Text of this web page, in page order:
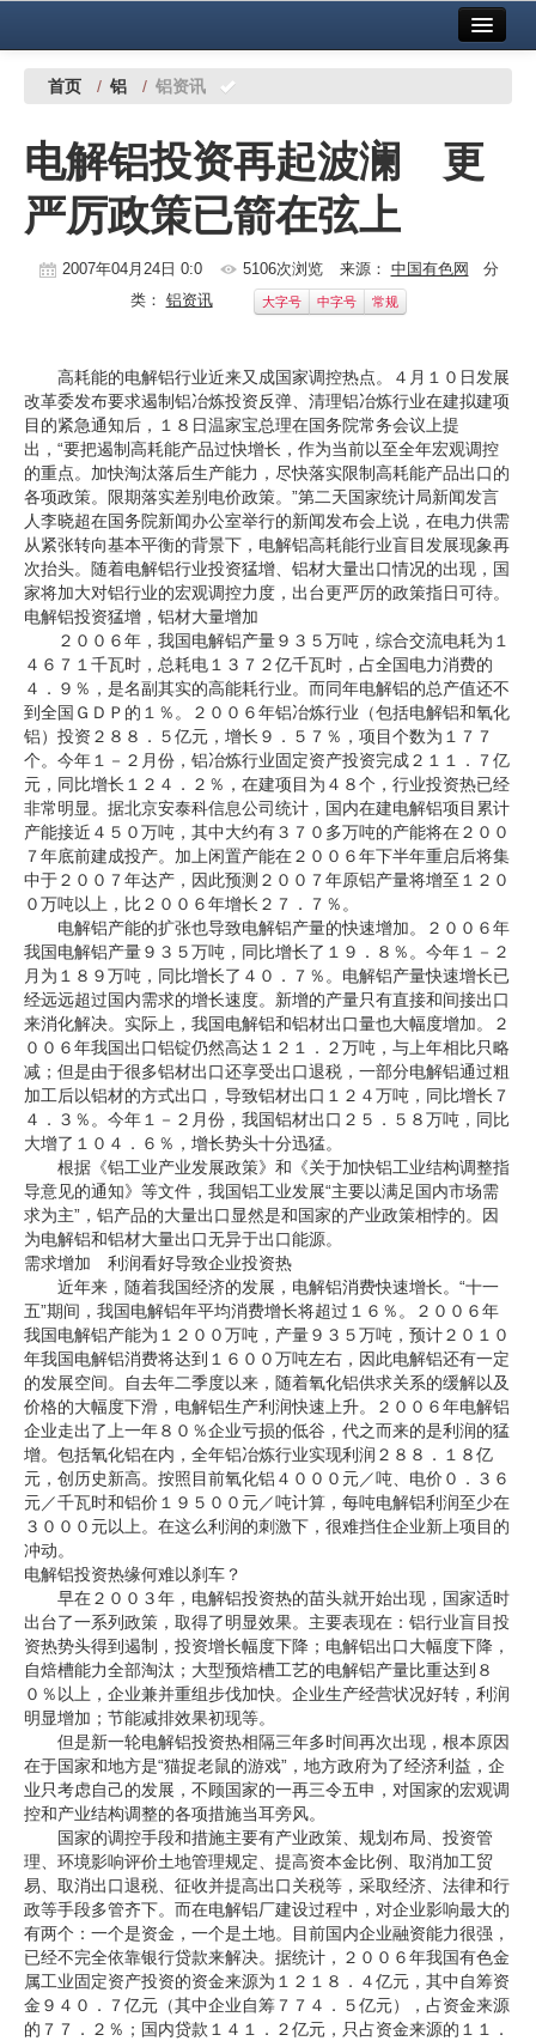
中国有色金属报社主办 广告服务
铜镍铅锌
铝
稀有稀土
科技
镁钛
地矿 建设
党建工作
企业文化
《资源再生》杂志
行情报价
数字报
首页 / 铝 / 铝资讯
电解铝投资再起波澜 更
严厉政策已箭在弦上
2007年04月24日 0:0 5106次浏览 来源： 中国有色网 分
类： 铝资讯 大字号 中字号 常规
高耗能的电解铝行业近来又成国家调控热点。４月１０日发展
改革委发布要求遏制铝冶炼投资反弹、清理铝冶炼行业在建拟建项
目的紧急通知后，１８日温家宝总理在国务院常务会议上提
出，“要把遏制高耗能产品过快增长，作为当前以至全年宏观调控
的重点。加快淘汰落后生产能力，尽快落实限制高耗能产品出口的
各项政策。限期落实差别电价政策。”第二天国家统计局新闻发言
人李晓超在国务院新闻办公室举行的新闻发布会上说，在电力供需
从紧张转向基本平衡的背景下，电解铝高耗能行业盲目发展现象再
次抬头。随着电解铝行业投资猛增、铝材大量出口情况的出现，国
家将加大对铝行业的宏观调控力度，出台更严厉的政策指日可待。
电解铝投资猛增，铝材大量增加
２００６年，我国电解铝产量９３５万吨，综合交流电耗为１
４６７１千瓦时，总耗电１３７２亿千瓦时，占全国电力消费的
４．９％，是名副其实的高能耗行业。而同年电解铝的总产值还不
到全国ＧＤＰ的１％。２００６年铝冶炼行业（包括电解铝和氧化
铝）投资２８８．５亿元，增长９．５７％，项目个数为１７７
个。今年１－２月份，铝冶炼行业固定资产投资完成２１１．７亿
元，同比增长１２４．２％，在建项目为４８个，行业投资热已经
非常明显。据北京安泰科信息公司统计，国内在建电解铝项目累计
产能接近４５０万吨，其中大约有３７０多万吨的产能将在２００
７年底前建成投产。加上闲置产能在２００６年下半年重启后将集
中于２００７年达产，因此预测２００７年原铝产量将增至１２０
０万吨以上，比２００６年增长２７．７％。
电解铝产能的扩张也导致电解铝产量的快速增加。２００６年
我国电解铝产量９３５万吨，同比增长了１９．８％。今年１－２
月为１８９万吨，同比增长了４０．７％。电解铝产量快速增长已
经远远超过国内需求的增长速度。新增的产量只有直接和间接出口
来消化解决。实际上，我国电解铝和铝材出口量也大幅度增加。２
００６年我国出口铝锭仍然高达１２１．２万吨，与上年相比只略
减；但是由于很多铝材出口还享受出口退税，一部分电解铝通过粗
加工后以铝材的方式出口，导致铝材出口１２４万吨，同比增长７
４．３％。今年１－２月份，我国铝材出口２５．５８万吨，同比
大增了１０４．６％，增长势头十分迅猛。
根据《铝工业产业发展政策》和《关于加快铝工业结构调整指
导意见的通知》等文件，我国铝工业发展“主要以满足国内市场需
求为主”，铝产品的大量出口显然是和国家的产业政策相悖的。因
为电解铝和铝材大量出口无异于出口能源。
需求增加 利润看好导致企业投资热
近年来，随着我国经济的发展，电解铝消费快速增长。“十一
五”期间，我国电解铝年平均消费增长将超过１６％。２００６年
我国电解铝产能为１２００万吨，产量９３５万吨，预计２０１０
年我国电解铝消费将达到１６００万吨左右，因此电解铝还有一定
的发展空间。自去年二季度以来，随着氧化铝供求关系的缓解以及
价格的大幅度下滑，电解铝生产利润快速上升。２００６年电解铝
企业走出了上一年８０％企业亏损的低谷，代之而来的是利润的猛
增。包括氧化铝在内，全年铝冶炼行业实现利润２８８．１８亿
元，创历史新高。按照目前氧化铝４０００元／吨、电价０．３６
元／千瓦时和铝价１９５００元／吨计算，每吨电解铝利润至少在
３０００元以上。在这么利润的刺激下，很难挡住企业新上项目的
冲动。
电解铝投资热缘何难以刹车？
早在２００３年，电解铝投资热的苗头就开始出现，国家适时
出台了一系列政策，取得了明显效果。主要表现在：铝行业盲目投
资热势头得到遏制，投资增长幅度下降；电解铝出口大幅度下降，
自焙槽能力全部淘汰；大型预焙槽工艺的电解铝产量比重达到８
０％以上，企业兼并重组步伐加快。企业生产经营状况好转，利润
明显增加；节能减排效果初现等。
但是新一轮电解铝投资热相隔三年多时间再次出现，根本原因
在于国家和地方是“猫捉老鼠的游戏”，地方政府为了经济利益，企
业只考虑自己的发展，不顾国家的一再三令五申，对国家的宏观调
控和产业结构调整的各项措施当耳旁风。
国家的调控手段和措施主要有产业政策、规划布局、投资管
理、环境影响评价土地管理规定、提高资本金比例、取消加工贸
易、取消出口退税、征收并提高出口关税等，采取经济、法律和行
政等手段多管齐下。而在电解铝厂建设过程中，对企业影响最大的
有两个：一个是资金，一个是土地。目前国内企业融资能力很强，
已经不完全依靠银行贷款来解决。据统计，２００６年我国有色金
属工业固定资产投资的资金来源为１２１８．４亿元，其中自筹资
金９４０．７亿元（其中企业自筹７７４．５亿元），占资金来源
的７７．２％；国内贷款１４１．２亿元，只占资金来源的１１．